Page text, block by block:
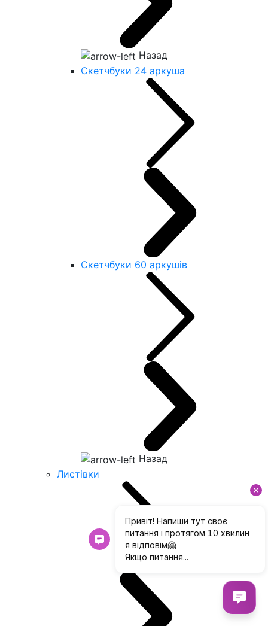
Назад
Скетчбуки 24 аркуша
Скетчбуки 60 аркушів
Назад
Листівки